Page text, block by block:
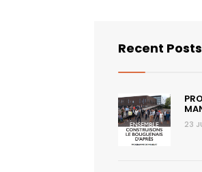
Recent Posts
23